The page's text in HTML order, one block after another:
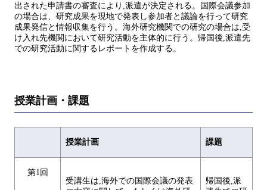
出された申請書の審査により,派遣が決定される。国際会議参加
の場合は、研究成果を現地で発表し参加者と議論を行って研究
成果発信と情報収集を行う。海外研究機関での研究の場合は,受
け入れ先機関において研究活動を主体的に行う。帰国後,派遣先
での研究活動に関するレポートを作成する。
授業計画・課題
授業計画 課題
第1回
受講生は,海外での国際会議の発表
帰国後,派